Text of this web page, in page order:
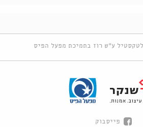
ע"ש רוז בתמיכת מפעל הפיס
פייסבוק